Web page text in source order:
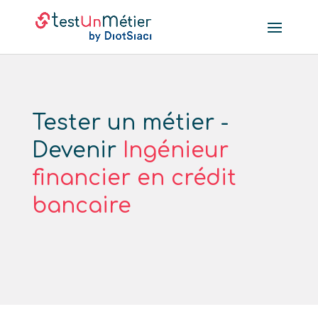
Tester un métier -
Devenir Ingénieur
financier en crédit
bancaire